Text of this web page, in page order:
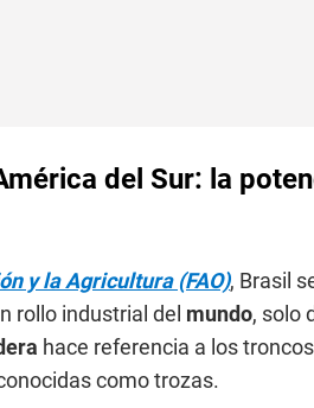
del Sur: la
y la Agricultura (FAO), Brasil
rollo industrial del mundo, solo
hace referencia a los
como trozas.